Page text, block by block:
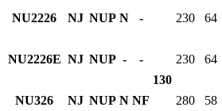
130
NU2226 NJ NUP N - 230 64
NU2226E NJ NUP - - 230 64
NU326 NJ NUP N NF 280 58